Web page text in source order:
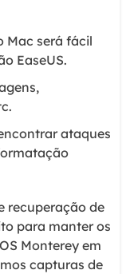
Mac será fácil
EaseUS.
ataques
recuperação de
para manter os
Monterey em
capturas de